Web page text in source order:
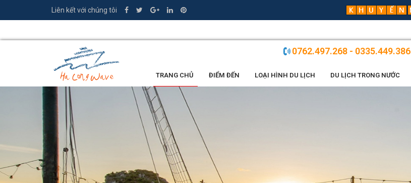
Liên kết với chúng tôi
0762.497.268 - 0335.449.386
TRANG CHỦ ĐIỂM ĐẾN LOẠI HÌNH DU LỊCH DU LỊCH TRONG NƯỚC
LỜI KHEN